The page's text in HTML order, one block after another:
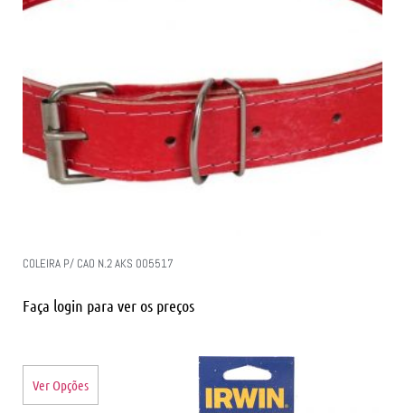
COLEIRA P/ CAO N.2 AKS 005517
Faça login para ver os preços
Ver Opções